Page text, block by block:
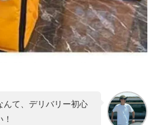
んて、デリバリー初心